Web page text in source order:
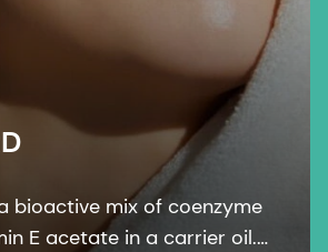
bioactive mix of coenzyme
E acetate in a carrier oil.